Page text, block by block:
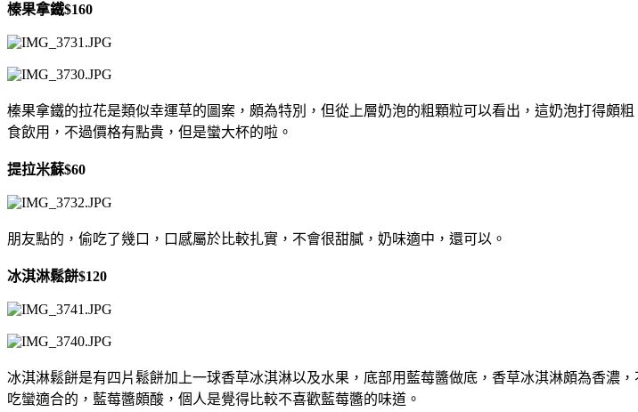
榛果拿鐵$160
榛果拿鐵的拉花是類似幸運草的圖案，頗為特別，但從上層奶泡的粗顆粒可以看出，這奶泡打得頗
食飲用，不過價格有點貴，但是蠻大杯的啦。
提拉米蘇$60
朋友點的，偷吃了幾口，口感屬於比較扎實，不會很甜膩，奶味適中，還可以。
冰淇淋鬆餅$120
冰淇淋鬆餅是有四片鬆餅加上一球香草冰淇淋以及水果，底部用藍莓醬做底，香草冰淇淋頗為香濃
吃蠻適合的，藍莓醬頗酸，個人是覺得比較不喜歡藍莓醬的味道。